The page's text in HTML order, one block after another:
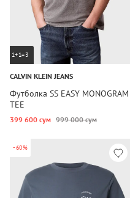
1+1=3
CALVIN KLEIN JEANS
Футболка SS EASY MONOGRAM
TEE
399 600 сум 999 000 сум
-60%